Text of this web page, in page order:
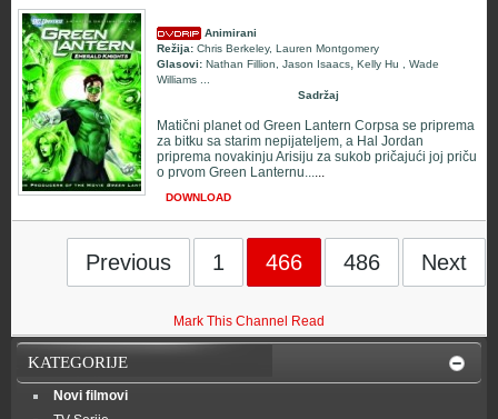
Animirani
Režija: Chris Berkeley, Lauren Montgomery
Glasovi: Nathan Fillion Jason Isaacs, Kelly Hu
Wade
Williams
Sadržaj
Matični planet od Green Lantern Corpsa se priprema
za bitku sa starim nepijateljem, a Hal Jordan
priprema novakinju Arisiju za sukob pričajući joj priču
o prvom Green Lanternu......
DOWNLOAD
Previous 1 466 486 Next
Mark This Channel Read
KATEGORIJE
Novi filmovi